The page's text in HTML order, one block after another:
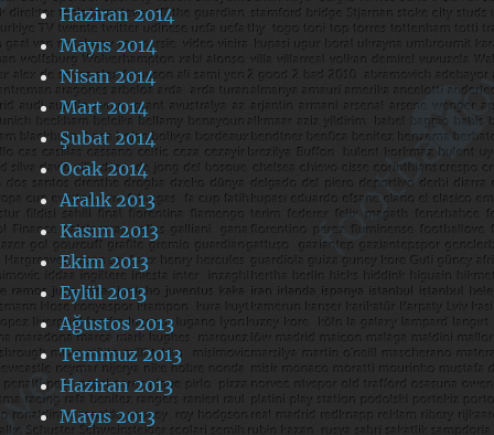
Haziran 2014
Mayıs 2014
Nisan 2014
Mart 2014
Şubat 2014
Ocak 2014
Aralık 2013
Kasım 2013
Ekim 2013
Eylül 2013
Ağustos 2013
Temmuz 2013
Haziran 2013
Mayıs 2013